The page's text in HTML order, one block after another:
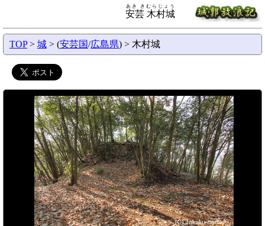
安芸 木村城
あき きむらじょう
TOP> 城 > (安芸国/広島県) > 木村城